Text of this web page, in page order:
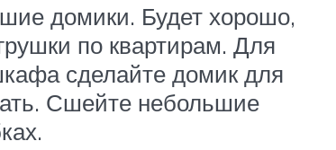
домики. Будет хорошо,
по квартирам. Для
сделайте домик для
Сшейте небольшие